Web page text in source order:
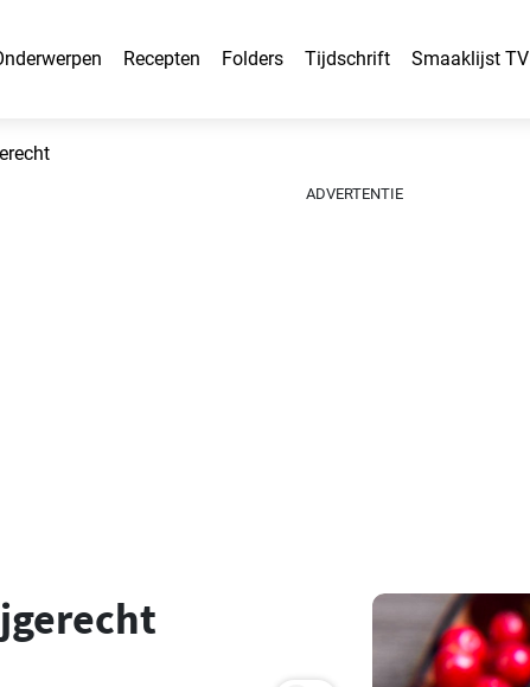
Recepten Folders Tijdschrift Smaaklijst TV
ADVERTENTIE